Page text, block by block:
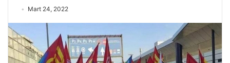
Mart 24, 2022